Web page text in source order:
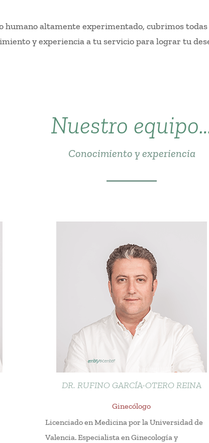
altamente experimentado, cubrimos
y experiencia a tu servicio para lograr tu
Nuestro
Conocimiento y experiencia
DR. RUFINO GARCÍA-OTERO REINA
Ginecólogo
Licenciado en Medicina por la Universidad de
Valencia. Especialista en Ginecología y